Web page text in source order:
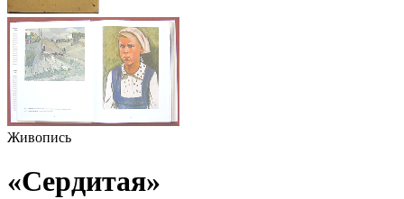
Живопись
«Сердитая»